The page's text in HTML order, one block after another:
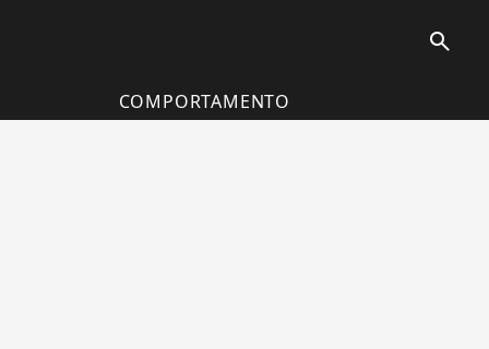
search
COMPORTAMENTO